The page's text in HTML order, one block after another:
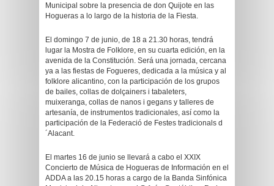
Municipal sobre la presencia de don Quijote en las
Hogueras a lo largo de la historia de la Fiesta.
El domingo 7 de junio, de 18 a 21.30 horas, tendrá
lugar la Mostra de Folklore, en su cuarta edición, en la
avenida de la Constitución. Será una jornada, cercana
ya a las fiestas de Fogueres, dedicada a la música y al
folklore alicantino, con la participación de los grupos
de bailes, collas de dolçainers i tabaleters,
muixeranga, collas de nanos i gegans y talleres de
artesanía, de instrumentos tradicionales, así como la
participación de la Federació de Festes tradicionals d
´Alacant.
El martes 16 de junio se llevará a cabo el XXIX
Concierto de Música de Hogueras de Información en el
ADDA a las 20.15 horas a cargo de la Banda Sinfónica